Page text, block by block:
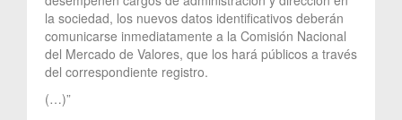
la sociedad, los nuevos datos identificativos deberán
comunicarse inmediatamente a la Comisión Nacional
del Mercado de Valores, que los hará públicos a través
del correspondiente registro.
(…)”